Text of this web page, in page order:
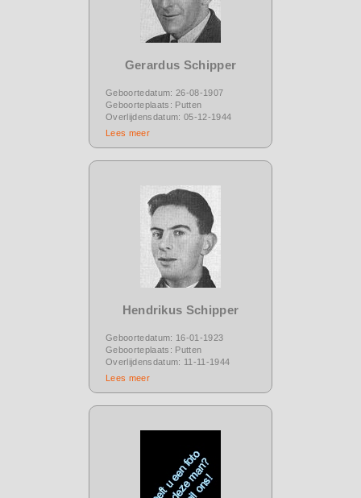
Gerardus Schipper
Geboortedatum: 26-08-1907
Geboorteplaats: Putten
Overlijdensdatum: 05-12-1944
Lees meer
Hendrikus Schipper
Geboortedatum: 16-01-1923
Geboorteplaats: Putten
Overlijdensdatum: 11-11-1944
Lees meer